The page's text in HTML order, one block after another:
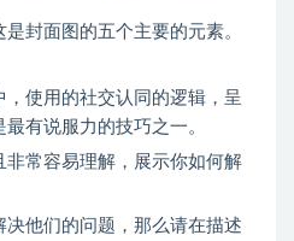
封面图的五个主要的元素。
，使用的社交认同的逻辑，呈
有说服力的技巧之一。
非常容易理解，展示你如何解
他们的问题，那么请在描述